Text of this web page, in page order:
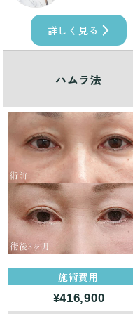
詳しく見る
ハムラ法
施術費用
¥416,900